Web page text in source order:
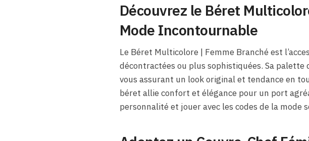
Découvrez le Béret
Mode Incontournable
Le Béret Multicolore | Femme Branché est
décontractées ou plus sophistiquées. Sa palette
vous assurant un look original et tendance en
béret allie confort et élégance pour un port
personnalité et jouer avec les codes de la mode